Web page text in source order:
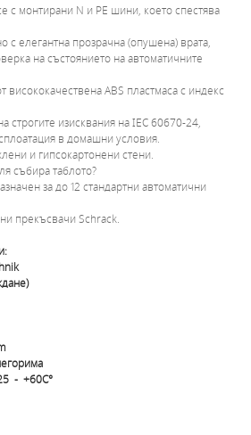
с монтирани N и PE шини, което спестява
с елегантна прозрачна (опушена) врата,
на състоянието на автоматичните
висококачествена ABS пластмаса с индекс
строгите изисквания на IEC 60670-24,
в домашни условия.
и гипсокартонени стени.
събира таблото?
за до 12 стандартни автоматични
прекъсвачи Schrack.
- +60C°